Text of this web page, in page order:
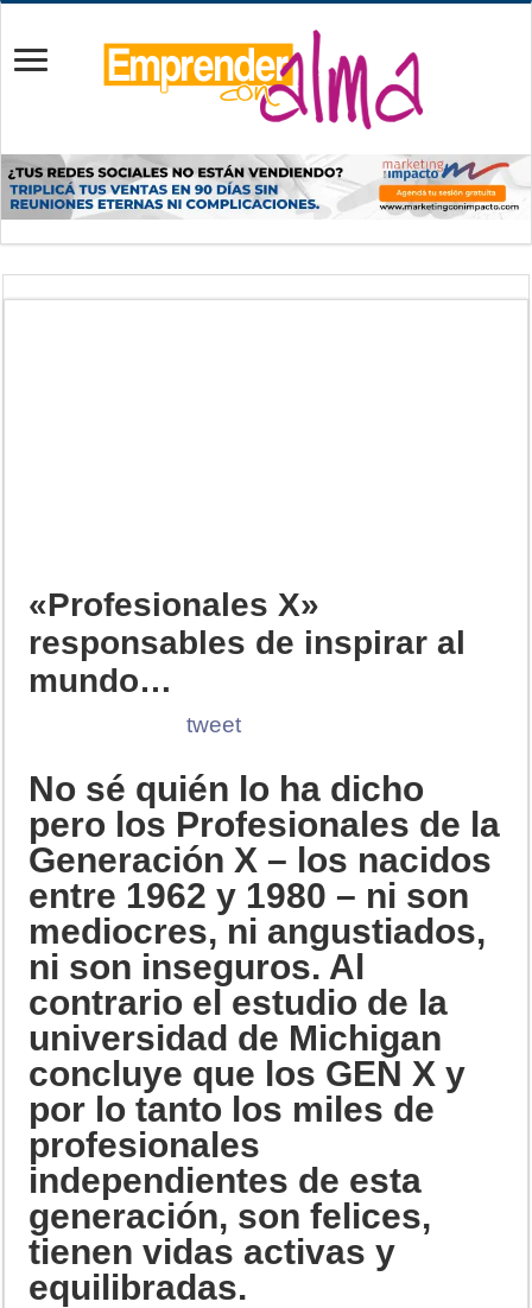
«Profesionales X»
responsables de inspirar al
mundo…
tweet
No sé quién lo ha dicho
pero los Profesionales de la
Generación X – los nacidos
entre 1962 y 1980 – ni son
mediocres, ni angustiados,
ni son inseguros. Al
contrario el estudio de la
universidad de Michigan
concluye que los GEN X y
por lo tanto los miles de
profesionales
independientes de esta
generación, son felices,
tienen vidas activas y
equilibradas.